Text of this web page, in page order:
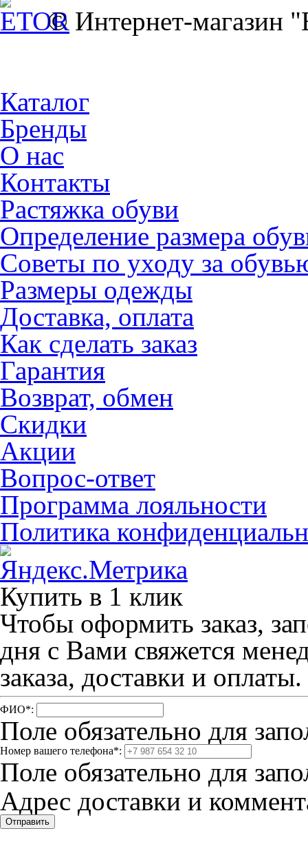
© Интернет-
Каталог
Бренды
О нас
Контакты
Растяжка обуви
Определение размера
Советы по уходу за
Размеры одежды
Доставка, оплата
Как сделать заказ
Гарантия
Возврат, обмен
Скидки
Акции
Вопрос-ответ
Программа лояльности
Политика
Купить в 1 клик
Чтобы оформить заказ,
дня с Вами свяжется
заказа, доставки и оплаты.
ФИО*:
Поле обязательно для
Номер вашего телефона*:
Поле обязательно для
Адрес доставки и